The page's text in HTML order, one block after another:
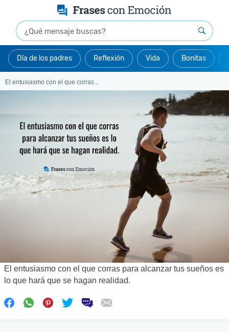
Día de los padres Reflexión Vida Bonitas
El entusiasmo con el que corras...
El entusiasmo con el que corras para alcanzar tus sueños es
lo que hará que se hagan realidad.